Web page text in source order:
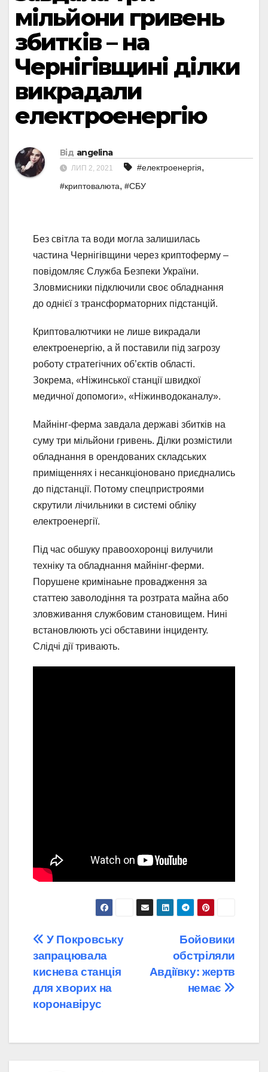
мільйони гривень
збитків – на
Чернігівщині ділки
викрадали
електроенергію
Від angelina
ЛИП 2, 2021 #електроенергія,
#криптовалюта, #СБУ
Без світла та води могла залишилась
частина Чернігівщини через криптоферму –
повідомляє Служба Безпеки України.
Зловмисники підключили своє обладнання
до однієї з трансформаторних підстанцій.
Криптовалютчики не лише викрадали
електроенергію, а й поставили під загрозу
роботу стратегічних об’єктів області.
Зокрема, «Ніжинської станції швидкої
медичної допомоги», «Ніжинводоканалу».
Майнінг-ферма завдала державі збитків на
суму три мільйони гривень. Ділки розмістили
обладнання в орендованих складських
приміщеннях і несанкціоновано приєднались
до підстанції. Потому спецпристроями
скрутили лічильники в системі обліку
електроенергії.
Під час обшуку правоохоронці вилучили
техніку та обладнання майнінг-ферми.
Порушене кримінаьне провадження за
статтею заволодіння та розтрата майна або
зловживання службовим становищем. Нині
встановлюють усі обставини інциденту.
Слідчі дії тривають.
Навігація
записів
Бойовики
обстріляли
Авдіївку: жертв
немає
У Покровську
запрацювала
киснева станція
для хворих на
коронавірус